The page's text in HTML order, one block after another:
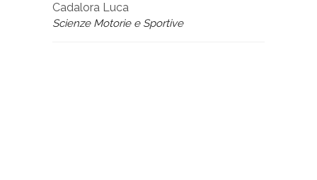
Cadalora Luca
Scienze Motorie e Sportive